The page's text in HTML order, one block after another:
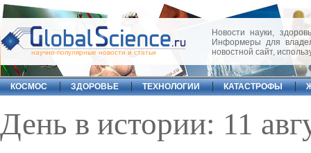
научно-популярные новости и статьи
Новости науки,
Информеры для
новостной сайт,
КОСМОС ЗДОРОВЬЕ ТЕХНОЛОГИИ КАТАСТРОФЫ
День в истории: 11